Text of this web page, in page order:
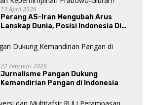
13 April 2026
Perang AS-Iran Mengubah Arus
Lanskap Dunia, Posisi Indonesia Di
Gibran?
22 Februari 2026
Jurnalisme Pangan Dukung
Kemandirian Pangan di Indonesia